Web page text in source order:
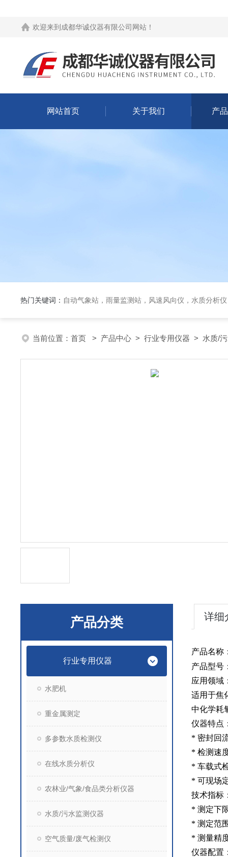
欢迎来到 成都华诚仪器有限公司网站 ！
网站首页 关于我们 产
热门关键词： 自动气象站，雨量监测站，风速风向仪，水质分析
当前位置： 首页 > 产品中心 > 行业专用仪器 > 水质/
产品分类
行业专用仪器
水肥机
重金属测定
多参数水质检测仪
在线水质分析仪
农林业/气象/食品类分析仪器
水质/污水监测仪器
空气质量/废气检测仪
详细
产品名称
产品型号
应用领域
适用于焦
中化学耗
仪器特点
* 密封回
* 检测速
* 车载式
* 可现场
技术指标
* 测定下
* 测定范
* 测量精
仪器配置